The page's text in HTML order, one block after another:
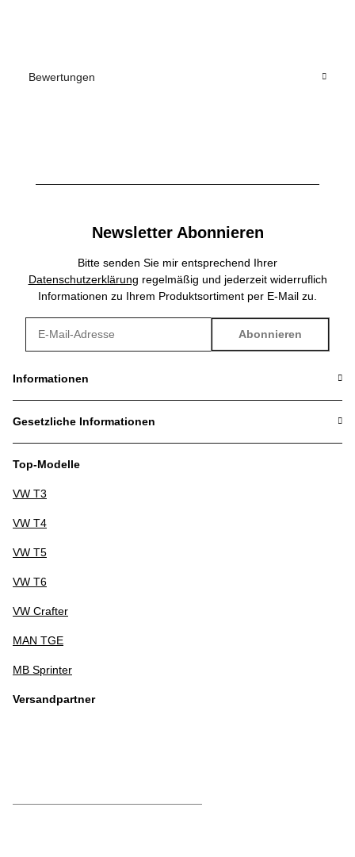
Bewertungen
Newsletter Abonnieren
Bitte senden Sie mir entsprechend Ihrer
Datenschutzerklärung regelmäßig und jederzeit widerruflich
Informationen zu Ihrem Produktsortiment per E-Mail zu.
Abonnieren
Informationen
Gesetzliche Informationen
Top-Modelle
VW T3
VW T4
VW T5
VW T6
VW Crafter
MAN TGE
MB Sprinter
Versandpartner